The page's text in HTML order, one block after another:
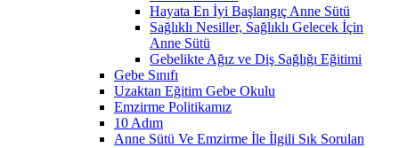
Hayata En İyi Başlangıç Anne Sütü
Sağlıklı Nesiller, Sağlıklı Gelecek İçin
Anne Sütü
Gebelikte Ağız ve Diş Sağlığı Eğitimi
Gebe Sınıfı
Uzaktan Eğitim Gebe Okulu
Emzirme Politikamız
10 Adım
Anne Sütü Ve Emzirme İle İlgili Sık Sorulan